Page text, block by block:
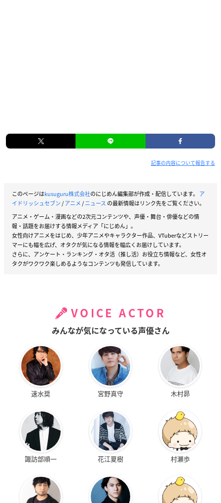
記事の内容について報告する
このページはkusuguru株式会社のにじめん編集部が作成・配信しています。 ア
イドリッシュセブン/アニメ/ニュース の最新情報はリンク先をご覧ください。
アニメ・ゲーム・漫画などの2次元コンテンツや、声優・舞台・俳優などの情
報・話題をお届けする情報メディア「にじめん」。
女性向けアニメをはじめ、少年アニメやキャラクター作品、VTuberなどストリー
マーにも幅を広げ、オタクが気になる情報を幅広くお届けしています。
さらに、アンケート・ランキング・オタ活（推し活）お役立ち情報など、女性オ
タクがワクワク楽しめるようなコンテンツも発信しています。
VOICE ACTOR
みんなが気になっている声優さん
速水奨 宮野真守 木村昴
諏訪部順一 花江夏樹 村瀬歩